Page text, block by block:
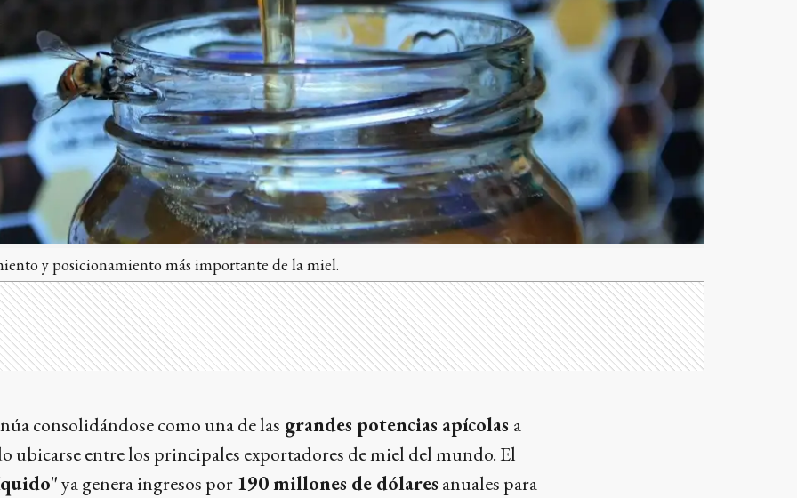
y posicionamiento más importante de la miel.
consolidándose como una de las grandes potencias apícolas a
ubicarse entre los principales exportadores de miel del mundo. El
ya genera ingresos por 190 millones de dólares anuales para